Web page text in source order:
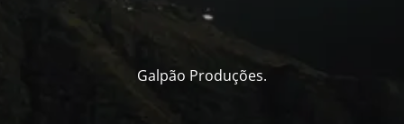
Galpão Produções.